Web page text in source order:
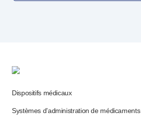
Dispositifs médicaux
Systèmes d’administration de médicaments